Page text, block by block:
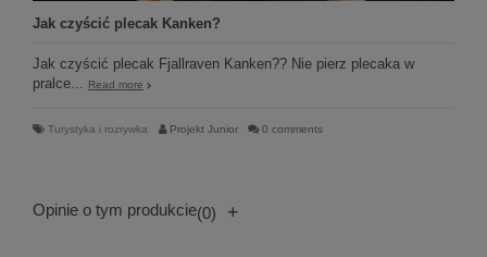
Jak czyścić plecak Kanken?
Jak czyścić plecak Fjallraven Kanken?? Nie pierz plecaka w
pralce...
Read more
Turystyka i rozrywka Projekt Junior 0 comments
Opinie o tym produkcie(0) +